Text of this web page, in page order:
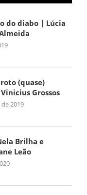
do diabo | Lúcia
(quase)
Grossos
2019
Brilha e
Leão